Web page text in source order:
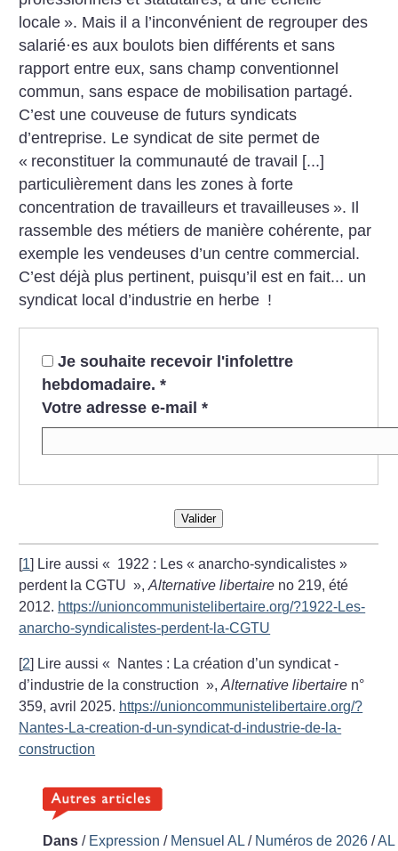
locale ». Mais il a l’inconvénient de regrouper des
salarié·es aux boulots bien différents et sans
rapport entre eux, sans champ conventionnel
commun, sans espace de mobilisation partagé.
C’est une couveuse de futurs syndicats
d’entreprise. Le syndicat de site permet de
« reconstituer la communauté de travail [...]
particulièrement dans les zones à forte
concentration de travailleurs et travailleuses ». Il
rassemble des métiers de manière cohérente, par
exemple les vendeuses d’un centre commercial.
C’est déjà plus pertinent, puisqu’il est en fait... un
syndicat local d’industrie en herbe !
Je souhaite recevoir l'infolettre
hebdomadaire. *
Votre adresse e-mail *
Valider
[1] Lire aussi « 1922 : Les « anarcho-syndicalistes »
perdent la CGTU »,Alternative libertaire no 219, été
2012. https://unioncommunistelibertaire.org/?1922-Les-
anarcho-syndicalistes-perdent-la-CGTU
[2] Lire aussi «
Nantes : La création d’un syndicat ­
d’industrie de la construction »,Alternative libertaire n°
359, avril 2025. https://unioncommunistelibertaire.org/?
Nantes-La-creation-d-un-syndicat-d-industrie-de-la-
construction
Dans / Expression / Mensuel AL / Numéros de 2026 /AL